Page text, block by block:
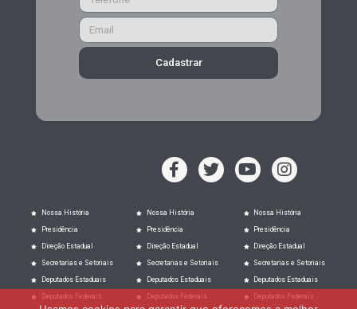
Cadastrar
Nossa História
Presidência
Direção Estadual
Secretarias e Setoriais
Deputados Estaduais
Deputados Federais
Nossa História
Presidência
Direção Estadual
Secretarias e Setoriais
Deputados Estaduais
Deputados Federais
Nossa História
Presidência
Direção Estadual
Secretarias e Setoriais
Deputados Estaduais
Deputados Federais